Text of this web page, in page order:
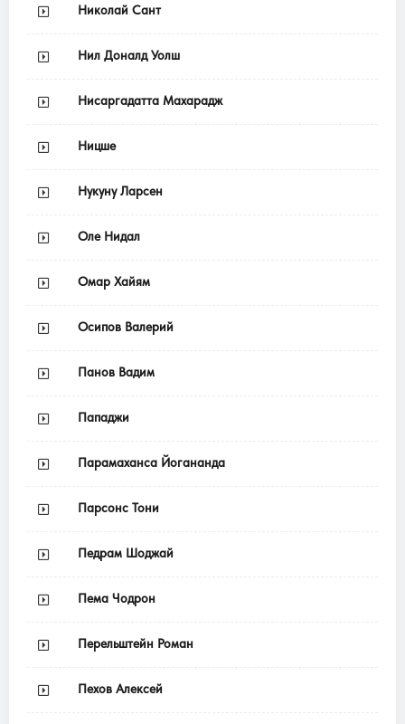
Николай Сант
Нил Доналд Уолш
Нисаргадатта Махарадж
Ницше
Нукуну Ларсен
Оле Нидал
Омар Хайям
Осипов Валерий
Панов Вадим
Пападжи
Парамаханса Йогананда
Парсонс Тони
Педрам Шоджай
Пема Чодрон
Перельштейн Роман
Пехов Алексей